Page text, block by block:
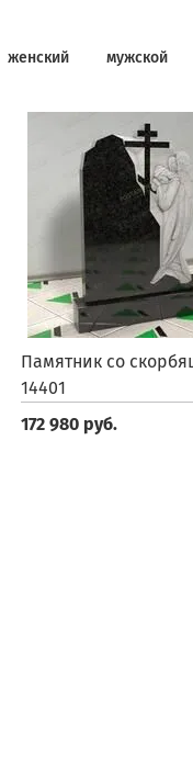
женский мужской
Памятник со
14401
172 980 руб.